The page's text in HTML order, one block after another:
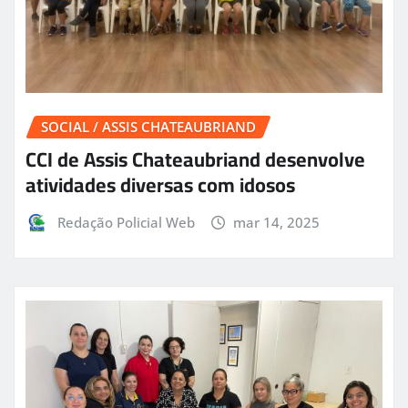
SOCIAL / ASSIS CHATEAUBRIAND
CCI de Assis Chateaubriand desenvolve
atividades diversas com idosos
Redação Policial Web mar 14, 2025